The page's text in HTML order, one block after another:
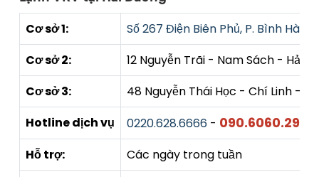
Cơ sở 1:
Số 267 Điện Biên Phủ, P. Bình Hàn,
Cơ sở 2:
12 Nguyễn Trãi - Nam Sách - Hải
Cơ sở 3:
48 Nguyễn Thái Học - Chí Linh -
Hotline dịch vụ
0220.628.6666 - 090.6060.290
Hỗ trợ:
Các ngày trong tuần